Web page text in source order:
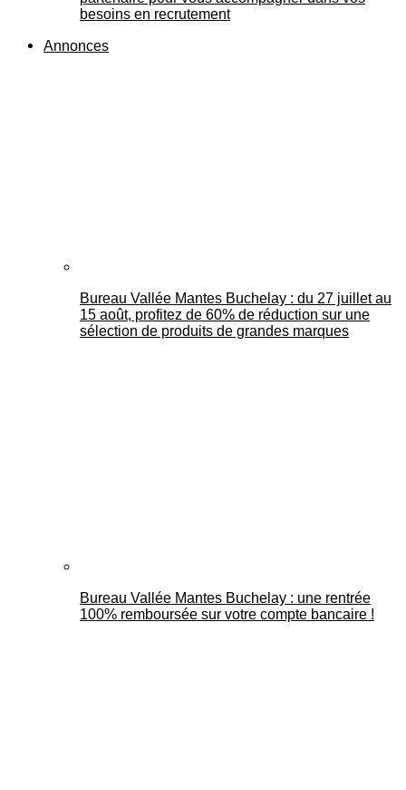
besoins en recrutement
Annonces
Bureau Vallée Mantes Buchelay : du 27 juillet au
15 août, profitez de 60% de réduction sur une
sélection de produits de grandes marques
Bureau Vallée Mantes Buchelay : une rentrée
100% remboursée sur votre compte bancaire !